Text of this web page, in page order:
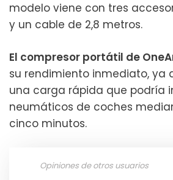
modelo viene con tres
y un cable de 2,8 metros.
El compresor portátil de
su rendimiento inmediato, ya
una carga rápida que podría
neumáticos de coches
cinco minutos.
Opiniones de otros usuarios